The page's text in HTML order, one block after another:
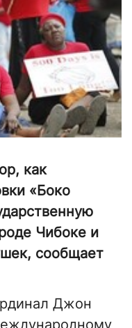
как
«Боко
Чибоке и
сообщает
Джон